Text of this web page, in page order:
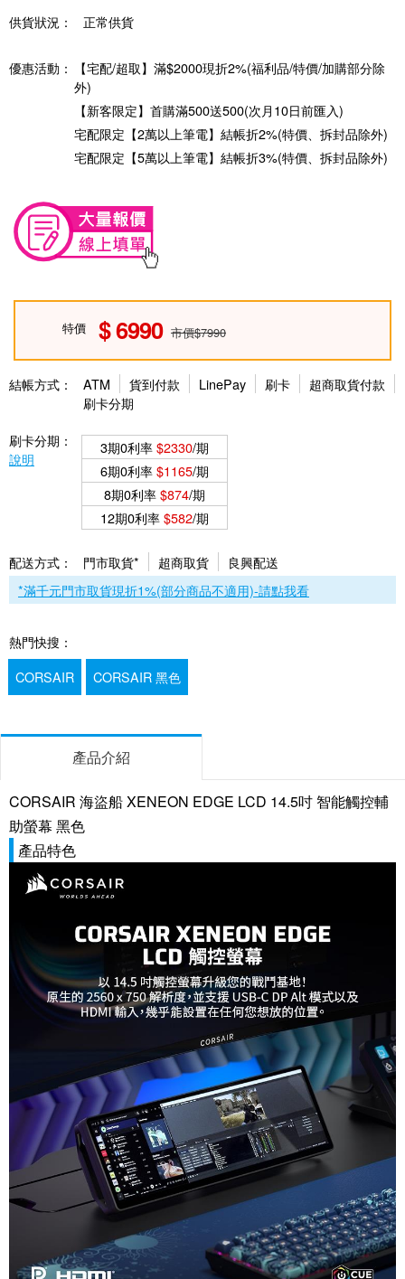
供貨狀況：
正常供貨
優惠活動：
【宅配/超取】滿$2000現折2%(福利品/特價/加購部分除
外)
【新客限定】首購滿500送500(次月10日前匯入)
宅配限定【2萬以上筆電】結帳折2%(特價、拆封品除外)
宅配限定【5萬以上筆電】結帳折3%(特價、拆封品除外)
特價 6990 市價$7990
結帳方式： ATM 貨到付款 LinePay 刷卡
超商取貨付款
刷卡分期
刷卡分期：
說明
3期0利率$2330/期
6期0利率$1165/期
8期0利率$874/期
12期0利率$582/期
配送方式： 門市取貨* 超商取貨
良興配送
*滿千元門市取貨現折1%(部分商品不適用)-請點我看
熱門快搜：
CORSAIR
CORSAIR 黑色
產品介紹
CORSAIR 海盜船 XENEON EDGE LCD 14.5吋 智能觸控輔
助螢幕 黑色
產品特色